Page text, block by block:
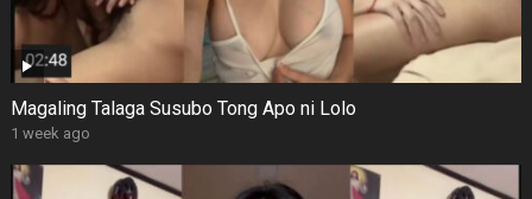
Magaling Talaga Susubo Tong Apo ni Lolo
1 week ago